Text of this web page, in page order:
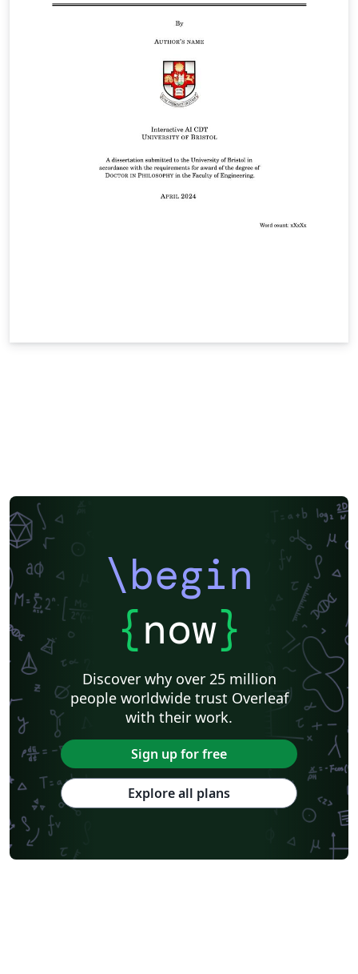
\begin
{now}
Discover why over 25 million
people worldwide trust Overleaf
with their work.
Sign up for free
Explore all plans